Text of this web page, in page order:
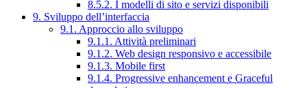
8.5.2. I modelli di sito e servizi disponibili
9. Sviluppo dell’interfaccia
9.1. Approccio allo sviluppo
9.1.1. Attività preliminari
9.1.2. Web design responsivo e accessibile
9.1.3. Mobile first
9.1.4. Progressive enhancement e Graceful